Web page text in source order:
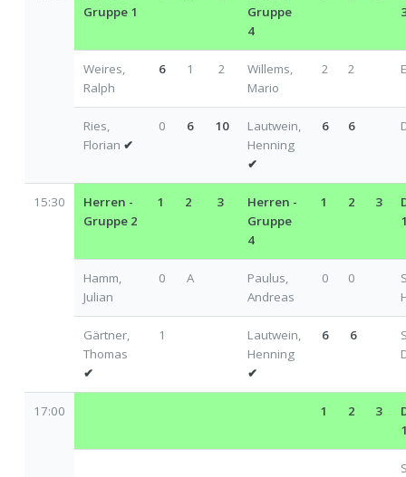
Gruppe 1
Gruppe
4
Weires,
Ralph
6 1 2
Willems,
Mario
2 2
Ries,
Florian ✔
0 6 10
Lautwein,
Henning
✔
6 6
15:30
Herren -
Gruppe 2
1 2 3
Herren -
Gruppe
4
1 2 3
Hamm,
Julian
0 A
Paulus,
Andreas
0 0
Gärtner,
Thomas
✔
1
Lautwein,
Henning
✔
6 6
17:00 1 2 3